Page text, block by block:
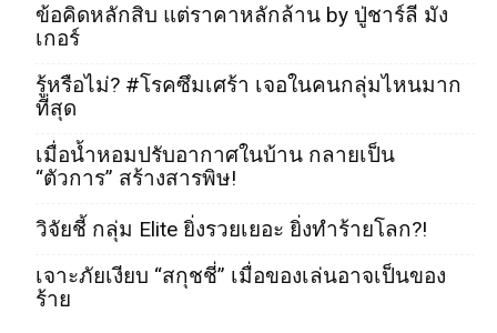
ข้อคิดหลักสิบ แต่ราคาหลักล้าน by ปู่ชาร์ลี มัง
เกอร์
รู้หรือไม่? #โรคซึมเศร้า เจอในคนกลุ่มไหนมาก
ที่สุด
เมื่อน้ำหอมปรับอากาศในบ้าน กลายเป็น
“ตัวการ” สร้างสารพิษ!
วิจัยชี้ กลุ่ม Elite ยิ่งรวยเยอะ ยิ่งทำร้ายโลก?!
เจาะภัยเงียบ “สกุชชี่” เมื่อของเล่นอาจเป็นของ
ร้าย